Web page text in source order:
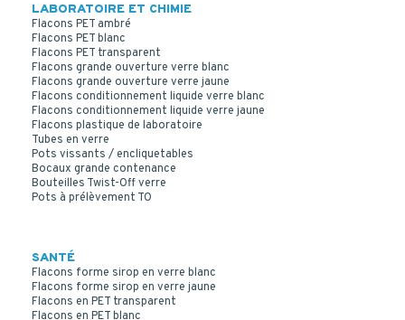
LABORATOIRE ET CHIMIE
Flacons PET ambré
Flacons PET blanc
Flacons PET transparent
Flacons grande ouverture verre blanc
Flacons grande ouverture verre jaune
Flacons conditionnement liquide verre blanc
Flacons conditionnement liquide verre jaune
Flacons plastique de laboratoire
Tubes en verre
Pots vissants / encliquetables
Bocaux grande contenance
Bouteilles Twist-Off verre
Pots à prélèvement TO
SANTÉ
Flacons forme sirop en verre blanc
Flacons forme sirop en verre jaune
Flacons en PET transparent
Flacons en PET blanc